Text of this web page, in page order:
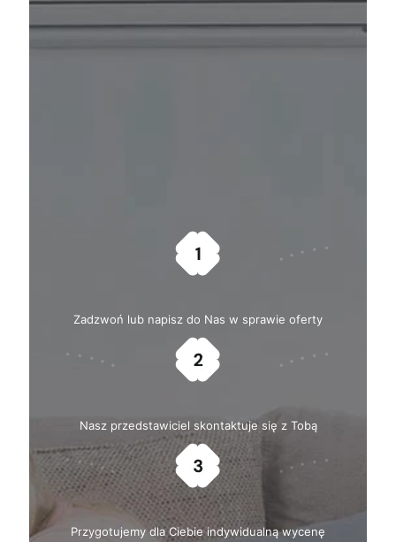
Zadzwoń lub napisz do Nas w sprawie oferty
Nasz przedstawiciel skontaktuje się z Tobą
Przygotujemy dla Ciebie indywidualną wycenę